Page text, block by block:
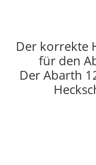
Der korrekte
für den
Der Abarth